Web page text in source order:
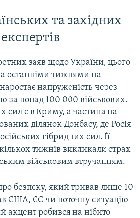
та західних
заяв щодо України, цього
останніми тижнями на
напруженість через
за понад 100 000 військових.
сил є в Криму, а частина на
ділянок Донбасу, де Росія
гібридних сил. Її
тижнів викликали страх
військовим втручанням.
безпеку, який тривав лише 10
США, ЄС чи поточну ситуацію
акцент робився на нібито